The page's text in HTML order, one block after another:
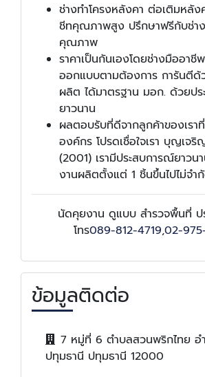
ช่างทำโครงหลังคา ต่อเติมหลัง
ชีทคุณภาพสูง ปรึกษาฟรีกับช่า
คุณภาพ
ราคาเป็นกันเองโดยช่างมืออาชี
ออกแบบตามต้องการ การันตีด้ว
ผลิต ได้มาตรฐาน มอก. ด้วยป
ยาวนาน
ผลตอบรับที่ดีจากลูกค้าของเรา
องค์กร โปรดเชื่อใจเรา บุญเจริ
(2001) เรามีประสบการณ์ยาว
งานผลิตตั้งแต่ 1 ชิ้นขึ้นไปไม่จำ
นัดคุยงาน ดูแบบ สำรวจพื้นที่ ปร
โทร089-812-4719,02-
ข้อมูลติดต่อ
7 หมู่ที่ 6 ตำบลสวนพริกไทย อ
ปทุมธานี ปทุมธานี 12000